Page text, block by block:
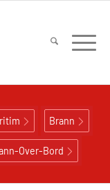
Brann
Over-Bord